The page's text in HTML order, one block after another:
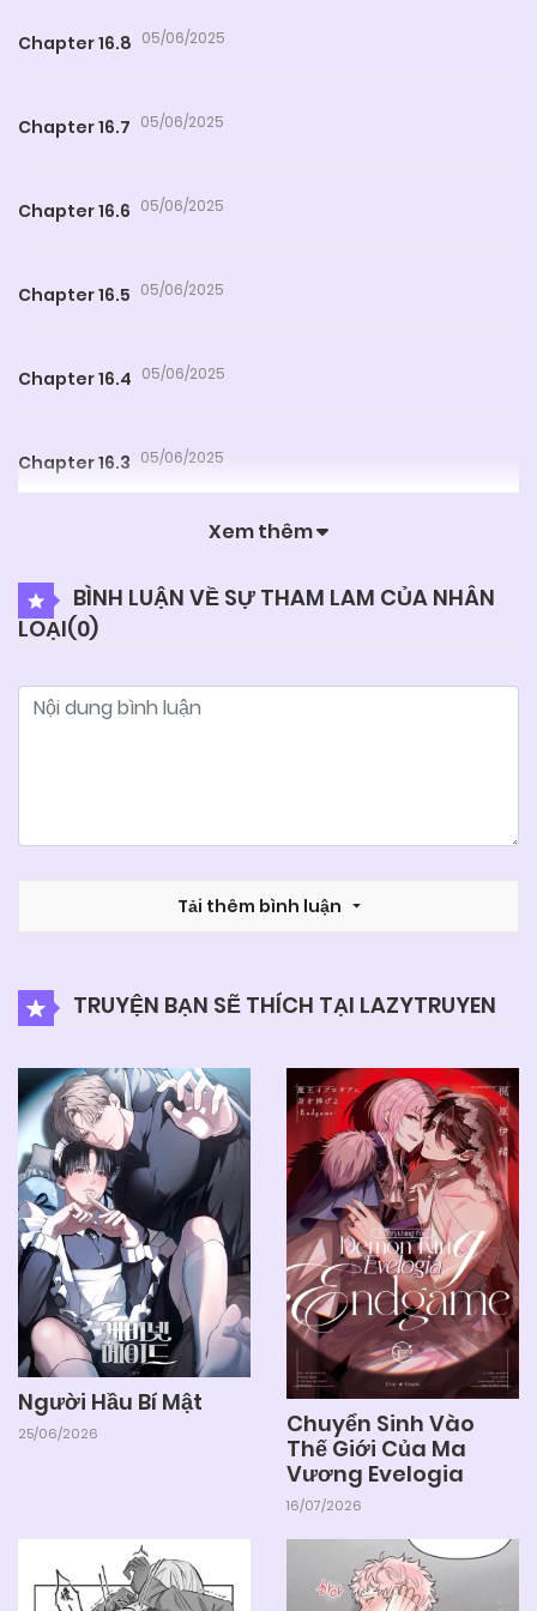
Chapter 16.8 05/06/2025
Chapter 16.7 05/06/2025
Chapter 16.6 05/06/2025
Chapter 16.5 05/06/2025
Chapter 16.4 05/06/2025
Chapter 16.3 05/06/2025
05/06/2025
Chapter 16.1
Chapter 15.5 05/06/2025
Chapter 14.7 05/06/2025
Chapter 14.6 05/06/2025
Chapter 14.5 05/06/2025
Chapter 14.4 05/06/2025
05/06/2025
Xem thêm
BÌNH LUẬN VỀ SỰ THAM LAM CỦA NHÂN
LOẠI(0)
Tải thêm bình luận
TRUYỆN BẠN SẼ THÍCH TẠI LAZYTRUYEN
Người Hầu Bí Mật
25/06/2026
Chuyển Sinh Vào
Thế Giới Của Ma
Vương Evelogia
16/07/2026